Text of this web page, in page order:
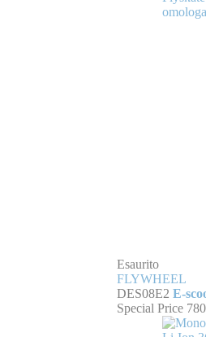
Esaurito
FLYWHEEL
DES08E2E-
Special Price